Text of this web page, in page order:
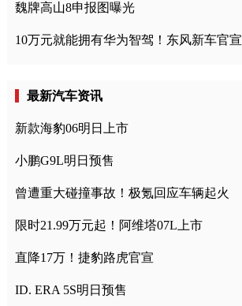
魏牌高山8申报图曝光
10万元就能拥有华为智驾！东风新车官宣
最新汽车资讯
新款海豹06明日上市
小鹏G9L明日预售
曾遭重大碰撞事故！极氪回应车辆起火
限时21.99万元起！阿维塔07L上市
直降17万！捷豹路虎官宣
ID. ERA 5S明日预售